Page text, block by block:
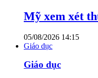
Mỹ xem xét
05/08/2026 14:15
Giáo dục
Giáo dục